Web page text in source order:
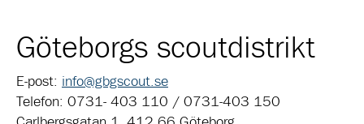
Göteborgs scoutdistrikt
E-post: info@gbgscout.se
Telefon: 0731- 403 110 / 0731-403 150